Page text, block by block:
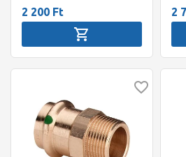
2 200 Ft 2